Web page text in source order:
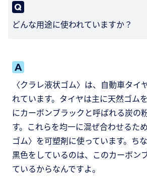
どんな用途に使われていますか？
〈クラレ液状ゴム〉は、自動車タイ
れています。タイヤは主に天然ゴム
にカーボンブラックと呼ばれる炭の
す。これらを均一に混ぜ合わせるた
ゴム〉を可塑剤に使っています。ち
黒色をしているのは、このカーボン
ているからなんですよ。